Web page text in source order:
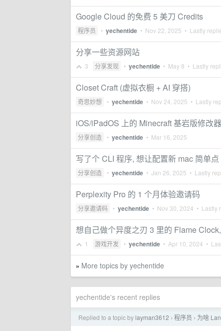
Google Cloud 的免费 5 美刀 Credits
程序员 • yechentide • Nov 22, 2025 • Lastly
分享一些资源网站
3 分享发现 • yechentide • May 8 • Lastly
Closet Craft (虚拟衣橱 + AI 穿搭)
奇思妙想 • yechentide • Nov 24, 2025 • Lastly
iOS/iPadOS 上的 Minecraft 基岩版修改器
分享创造 • yechentide • Mar 16, 2025
写了个 CLI 程序, 想让配置新 mac 简单点
分享创造 • yechentide • Jan 26, 2025 • Lastly
Perplexity Pro 的 1 个月体验邀请码
分享邀请码 • yechentide • Nov 30, 2024 • Lastly
想自己做个异度之刃 3 里的 Flame
1 游戏开发 • yechentide • Apr 10, 2024 •
» More topics by yechentide
yechentide's recent replies
Replied to a topic by layman3612 › 程序员 › 为啥